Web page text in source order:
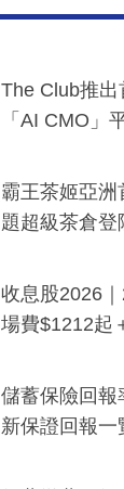
The Club推
「AI CMO」
分鐘生成「貼
霸王茶姬亞洲
題超級茶倉登
y及香港限定
收息股2026
場費$1212起
儲蓄保險回報
新保證回報一